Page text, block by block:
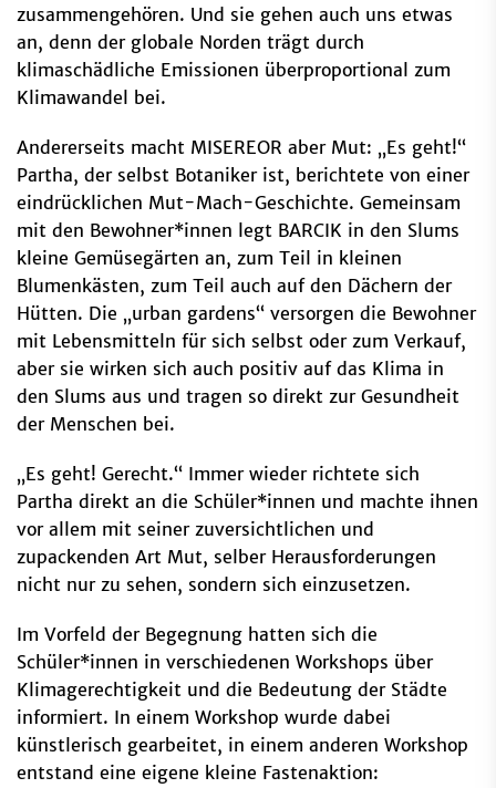
zusammengehören. Und sie gehen auch uns etwas
an, denn der globale Norden trägt durch
klimaschädliche Emissionen überproportional zum
Klimawandel bei.
Andererseits macht MISEREOR aber Mut: „Es geht!“
Partha, der selbst Botaniker ist, berichtete von einer
eindrücklichen Mut-Mach-Geschichte. Gemeinsam
mit den Bewohner*innen legt BARCIK in den Slums
kleine Gemüsegärten an, zum Teil in kleinen
Blumenkästen, zum Teil auch auf den Dächern der
Hütten. Die „urban gardens“ versorgen die Bewohner
mit Lebensmitteln für sich selbst oder zum Verkauf,
aber sie wirken sich auch positiv auf das Klima in
den Slums aus und tragen so direkt zur Gesundheit
der Menschen bei.
„Es geht! Gerecht.“ Immer wieder richtete sich
Partha direkt an die Schüler*innen und machte ihnen
vor allem mit seiner zuversichtlichen und
zupackenden Art Mut, selber Herausforderungen
nicht nur zu sehen, sondern sich einzusetzen.
Im Vorfeld der Begegnung hatten sich die
Schüler*innen in verschiedenen Workshops über
Klimagerechtigkeit und die Bedeutung der Städte
informiert. In einem Workshop wurde dabei
künstlerisch gearbeitet, in einem anderen Workshop
entstand eine eigene kleine Fastenaktion: